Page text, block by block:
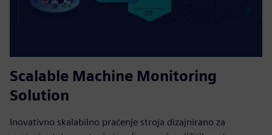
Scalable Machine Monitoring
Solution
Inovativno skalabilno praćenje stroja dizajnirano za